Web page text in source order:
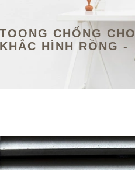
CHỐNG CHO
HÌNH RỒNG -